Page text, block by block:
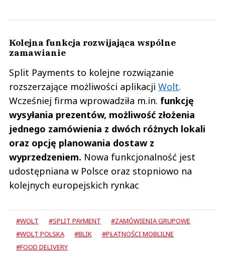
Kolejna funkcja rozwijająca wspólne
zamawianie
Split Payments to kolejne rozwiązanie
rozszerzające możliwości aplikacji Wolt.
Wcześniej firma wprowadziła m.in. funkcję
wysyłania prezentów, możliwość złożenia
jednego zamówienia z dwóch różnych lokali
oraz opcję planowania dostaw z
wyprzedzeniem. Nowa funkcjonalność jest
udostępniana w Polsce oraz stopniowo na
kolejnych europejskich rynkac
#WOLT #SPLIT PAYMENT
#ZAMÓWIENIA GRUPOWE
#WOLT POLSKA
#BLIK
#PŁATNOŚCI MOBLILNE
#FOOD DELIVERY